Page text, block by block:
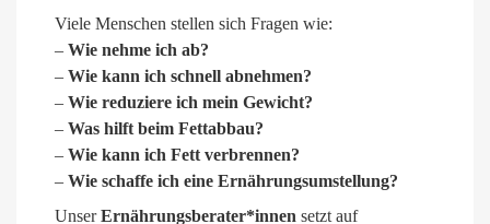
Viele Menschen stellen sich Fragen wie:
– Wie nehme ich ab?
– Wie kann ich schnell abnehmen?
– Wie reduziere ich mein Gewicht?
– Was hilft beim Fettabbau?
– Wie kann ich Fett verbrennen?
– Wie schaffe ich eine Ernährungsumstellung?
UnserErnährungsberater*innen setzt auf